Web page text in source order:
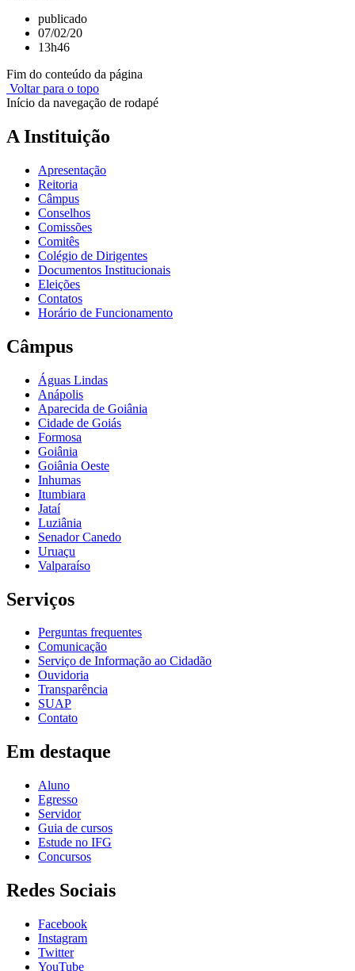
publicado
07/02/20
13h46
Fim do conteúdo da página
Voltar para o topo
Início da navegação de rodapé
A Instituição
Apresentação
Reitoria
Câmpus
Conselhos
Comissões
Comitês
Colégio de Dirigentes
Documentos Institucionais
Eleições
Contatos
Horário de Funcionamento
Câmpus
Águas Lindas
Anápolis
Aparecida de Goiânia
Cidade de Goiás
Formosa
Goiânia
Goiânia Oeste
Inhumas
Itumbiara
Jataí
Luziânia
Senador Canedo
Uruaçu
Valparaíso
Serviços
Perguntas frequentes
Comunicação
Serviço de Informação ao Cidadão
Ouvidoria
Transparência
SUAP
Contato
Em destaque
Aluno
Egresso
Servidor
Guia de cursos
Estude no IFG
Concursos
Redes Sociais
Facebook
Instagram
Twitter
YouTube